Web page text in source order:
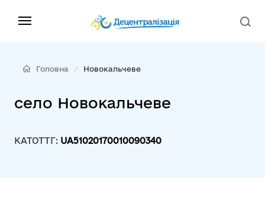
Головна Новокальчеве
село Новокальчеве
КАТОТТГ: UA51020170010090340